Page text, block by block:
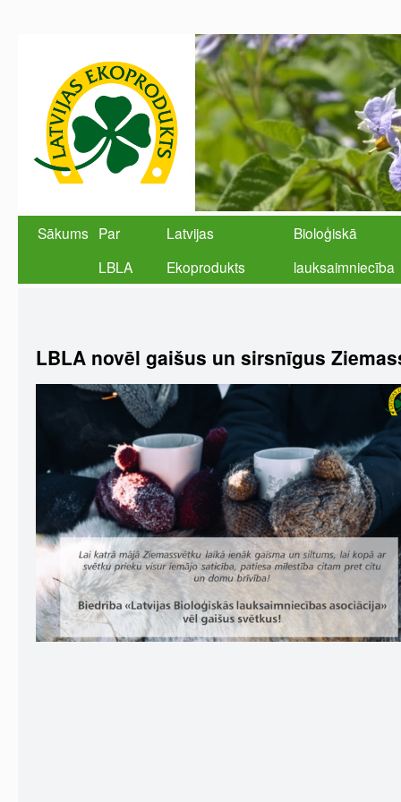
Sākums Par
LBLA
Latvijas
Ekoprodukts
Bioloģiskā
lauksaimniecība
LBLA novēl gaišus un sirsnīgus